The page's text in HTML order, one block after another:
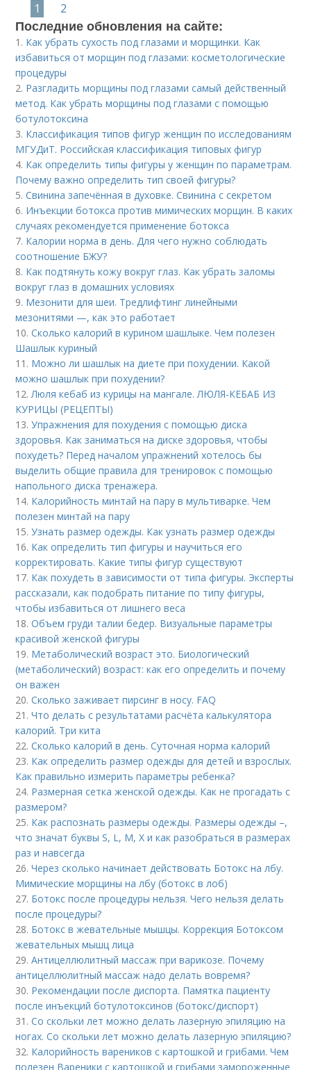
1 2
Последние обновления на сайте:
1. Как убрать сухость под глазами и морщинки. Как
избавиться от морщин под глазами: косметологические
процедуры
2. Разгладить морщины под глазами самый действенный
метод. Как убрать морщины под глазами с помощью
ботулотоксина
3. Классификация типов фигур женщин по исследованиям
МГУДиТ. Российская классификация типовых фигур
4. Как определить типы фигуры у женщин по параметрам.
Почему важно определить тип своей фигуры?
5.Свинина запечённая в духовке. Свинина с секретом
6. Инъекции ботокса против мимических морщин. В каких
случаях рекомендуется применение ботокса
7. Калории норма в день. Для чего нужно соблюдать
соотношение БЖУ?
8. Как подтянуть кожу вокруг глаз. Как убрать заломы
вокруг глаз в домашних условиях
9. Мезонити для шеи. Тредлифтинг линейными
мезонитями —, как это работает
10.Сколько калорий в курином шашлыке. Чем полезен
Шашлык куриный
11. Можно ли шашлык на диете при похудении. Какой
можно шашлык при похудении?
12.Люля кебаб из курицы на мангале. ЛЮЛЯ-КЕБАБ ИЗ
КУРИЦЫ (РЕЦЕПТЫ)
13.Упражнения для похудения с помощью диска
здоровья. Как заниматься на диске здоровья, чтобы
похудеть? Перед началом упражнений хотелось бы
выделить общие правила для тренировок с помощью
напольного диска тренажера.
14. Калорийность минтай на пару в мультиварке. Чем
полезен минтай на пару
15.Узнать размер одежды. Как узнать размер одежды
16. Как определить тип фигуры и научиться его
корректировать. Какие типы фигур существуют
17. Как похудеть в зависимости от типа фигуры. Эксперты
рассказали, как подобрать питание по типу фигуры,
чтобы избавиться от лишнего веса
18.Объем груди талии бедер. Визуальные параметры
красивой женской фигуры
19. Метаболический возраст это. Биологический
(метаболический) возраст: как его определить и почему
он важен
20.Сколько заживает пирсинг в носу. FAQ
21.Что делать с результатами расчёта калькулятора
калорий. Три кита
22.Сколько калорий в день. Суточная норма калорий
23. Как определить размер одежды для детей и взрослых.
Как правильно измерить параметры ребенка?
24. Размерная сетка женской одежды. Как не прогадать с
размером?
25. Как распознать размеры одежды. Размеры одежды –,
что значат буквы S, L, M, X и как разобраться в размерах
раз и навсегда
26.Через сколько начинает действовать Ботокс на лбу.
Мимические морщины на лбу (ботокс в лоб)
27. Ботокс после процедуры нельзя. Чего нельзя делать
после процедуры?
28. Ботокс в жевательные мышцы. Коррекция Ботоксом
жевательных мышц лица
29.Антицеллюлитный массаж при варикозе. Почему
антицеллюлитный массаж надо делать вовремя?
30. Рекомендации после диспорта. Памятка пациенту
после инъекций ботулотоксинов (ботокс/диспорт)
31.Со скольки лет можно делать лазерную эпиляцию на
ногах. Со скольки лет можно делать лазерную эпиляцию?
32. Калорийность вареников с картошкой и грибами. Чем
полезен Вареники с картошкой и грибами замороженные